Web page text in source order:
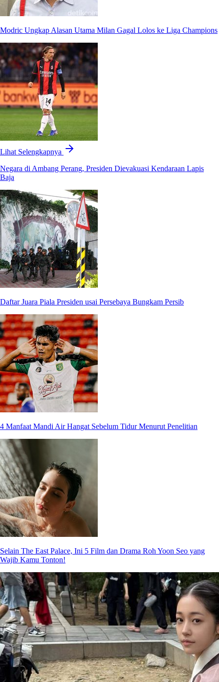
Modric Ungkap Alasan Utama Milan Gagal Lolos ke Liga Champions
Lihat Selengkapnya
Negara di Ambang Perang, Presiden Dievakuasi Kendaraan Lapis
Baja
Daftar Juara Piala Presiden usai Persebaya Bungkam Persib
4 Manfaat Mandi Air Hangat Sebelum Tidur Menurut Penelitian
Selain The East Palace, Ini 5 Film dan Drama Roh Yoon Seo yang
Wajib Kamu Tonton!